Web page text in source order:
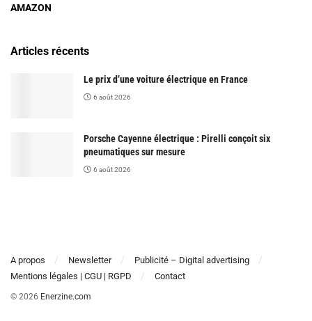
AMAZON
Articles récents
Le prix d’une voiture électrique en France
6 août 2026
Porsche Cayenne électrique : Pirelli conçoit six
pneumatiques sur mesure
6 août 2026
A propos Newsletter
Publicité – Digital advertising
Mentions légales | CGU | RGPD
Contact
© 2026 Enerzine.com